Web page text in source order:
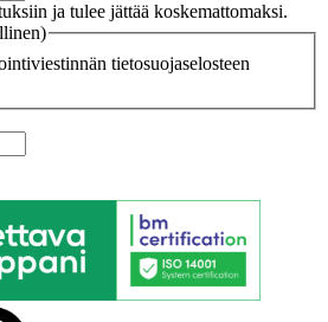
ja tulee jättää koskemattomaksi.
tietosuojaselosteen